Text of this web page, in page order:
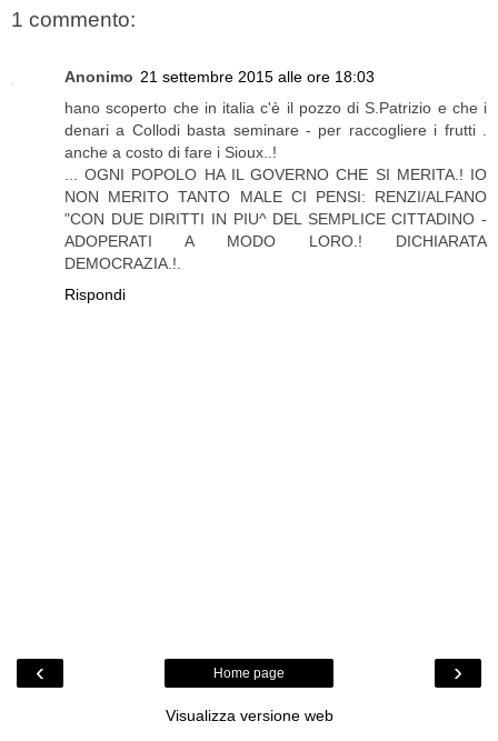
1 commento:
Anonimo 21 settembre 2015 alle ore 18:03
hano scoperto che in italia c'è il pozzo di S.Patrizio e che i
denari a Collodi basta seminare - per raccogliere i frutti .
anche a costo di fare i Sioux..!
... OGNI POPOLO HA IL GOVERNO CHE SI MERITA.! IO
NON MERITO TANTO MALE CI PENSI: RENZI/ALFANO
"CON DUE DIRITTI IN PIU^ DEL SEMPLICE CITTADINO -
ADOPERATI A MODO LORO.! DICHIARATA
DEMOCRAZIA.!.
Rispondi
‹ ›
Home page
Visualizza versione web